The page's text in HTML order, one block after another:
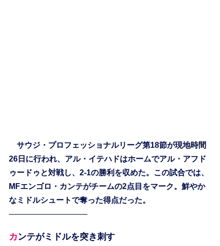
サウジ・プロフェッショナルリーグ第18節が現地時間
26日に行われ、アル・イテハドはホームでアル・アフド
ゥードゥと対戦し、2-1の勝利を収めた。この試合では、
MFエンゴロ・カンテがチームの2点目をマーク。鮮やか
なミドルシュートで奪った得点だった。
——————————
カンテがミドルを突き刺す